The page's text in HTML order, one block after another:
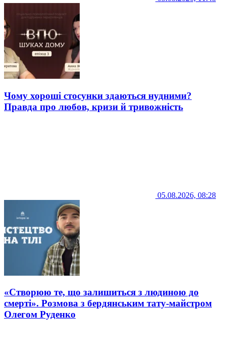
Чому хороші стосунки здаються нудними?
Правда про любов, кризи й тривожність
05.08.2026, 08:28
«Створюю те, що залишиться з людиною до
смерті». Розмова з бердянським тату-майстром
Олегом Руденко